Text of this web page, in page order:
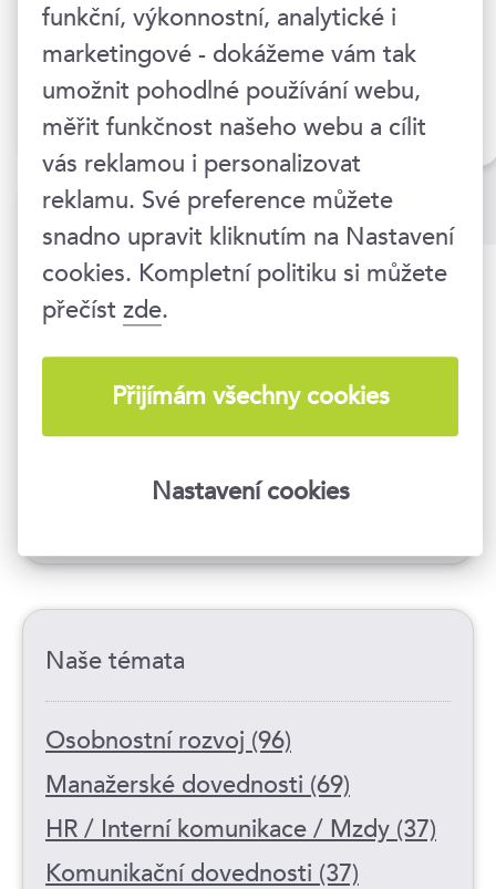
23.–24. 9. 2026
Praha 1
11 990 Kčbez DPH
Další články
1 Jak na podnikové investice?
2
Finanční controlling v době
ekonomické krize
3
Zapojte se do finančního
Naše témata
Osobnostní rozvoj (96)
Manažerské dovednosti (69)
HR / Interní komunikace / Mzdy (37)
Komunikační dovednosti (37)
funkční, výkonnostní, analytické i
marketingové - dokážeme vám tak
umožnit pohodlné používání webu,
měřit funkčnost našeho webu a cílit
vás reklamou i personalizovat
reklamu. Své preference můžete
snadno upravit kliknutím na Nastavení
cookies. Kompletní politiku si můžete
přečístzde.
Přijímám všechny cookies
Nastavení cookies